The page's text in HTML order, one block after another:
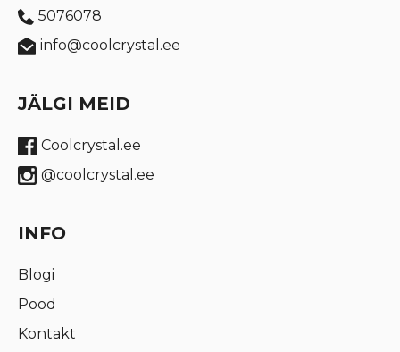
5076078
info@coolcrystal.ee
JÄLGI MEID
Coolcrystal.ee
@coolcrystal.ee
INFO
Blogi
Pood
Kontakt